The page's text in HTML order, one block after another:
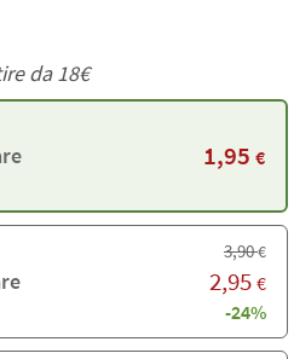
da 18€
1,95 €
3,90€
2,95 €
-24%